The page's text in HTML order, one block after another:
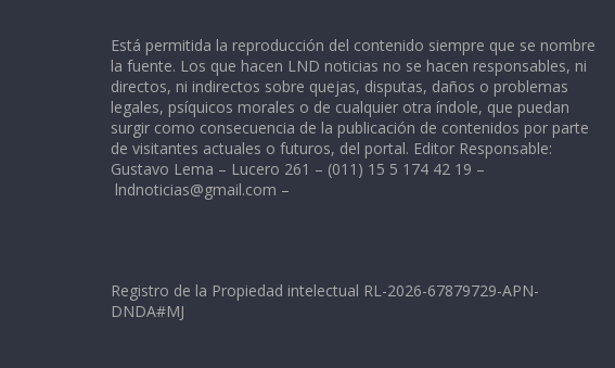
Está permitida la reproducción del contenido siempre que se nombre
la fuente. Los que hacen LND noticias no se hacen responsables, ni
directos, ni indirectos sobre quejas, disputas, daños o problemas
legales, psíquicos morales o de cualquier otra índole, que puedan
surgir como consecuencia de la publicación de contenidos por parte
de visitantes actuales o futuros, del portal. Editor Responsable:
Gustavo Lema – Lucero 261 – (011) 15 5 174 42 19 –
lndnoticias@gmail.com –
Registro de la Propiedad intelectual RL-2026-67879729-APN-
DNDA#MJ